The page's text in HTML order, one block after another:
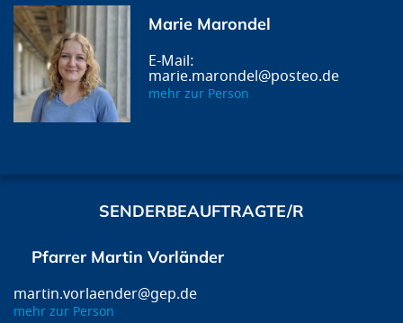
Marie Marondel
marie.marondel@posteo.de
mehr zur Person
SENDERBEAUFTRAGTE/R
Pfarrer Martin Vorländer
martin.vorlaender@gep.de
mehr zur Person